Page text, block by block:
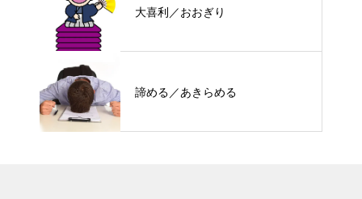
大喜利／おおぎり
諦める／あきらめる